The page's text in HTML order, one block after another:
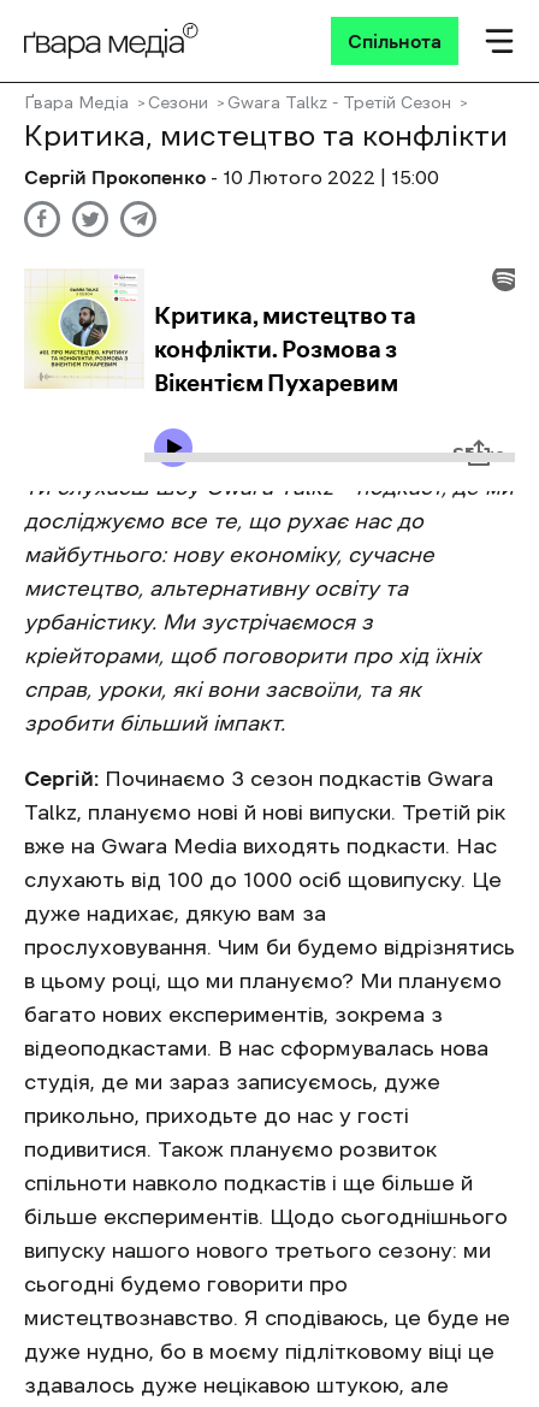
Спільнота
Ґвара Медіа Сезони Gwara Talkz - Третій Сезон
Критика, мистецтво та конфлікти
Сергій Прокопенко - 10 Лютого 2022 | 15:00
Ти слухаєш шоу Gwara Talkz – подкаст, де ми
досліджуємо все те, що рухає нас до
майбутнього: нову економіку, сучасне
мистецтво, альтернативну освіту та
урбаністику. Ми зустрічаємося з
кріейторами, щоб поговорити про хід їхніх
справ, уроки, які вони засвоїли, та як
зробити більший імпакт.
Сергій: Починаємо 3 сезон подкастів Gwara
Talkz, плануємо нові й нові випуски. Третій рік
вже на Gwara Media виходять подкасти. Нас
слухають від 100 до 1000 осіб щовипуску. Це
дуже надихає, дякую вам за
прослуховування. Чим би будемо відрізнятись
в цьому році, що ми плануємо? Ми плануємо
багато нових експериментів, зокрема з
відеоподкастами. В нас сформувалась нова
студія, де ми зараз записуємось, дуже
прикольно, приходьте до нас у гості
подивитися. Також плануємо розвиток
спільноти навколо подкастів і ще більше й
більше експериментів. Щодо сьогоднішнього
випуску нашого нового третього сезону: ми
сьогодні будемо говорити про
мистецтвознавство. Я сподіваюсь, це буде не
дуже нудно, бо в моєму підлітковому віці це
здавалось дуже нецікавою штукою, але